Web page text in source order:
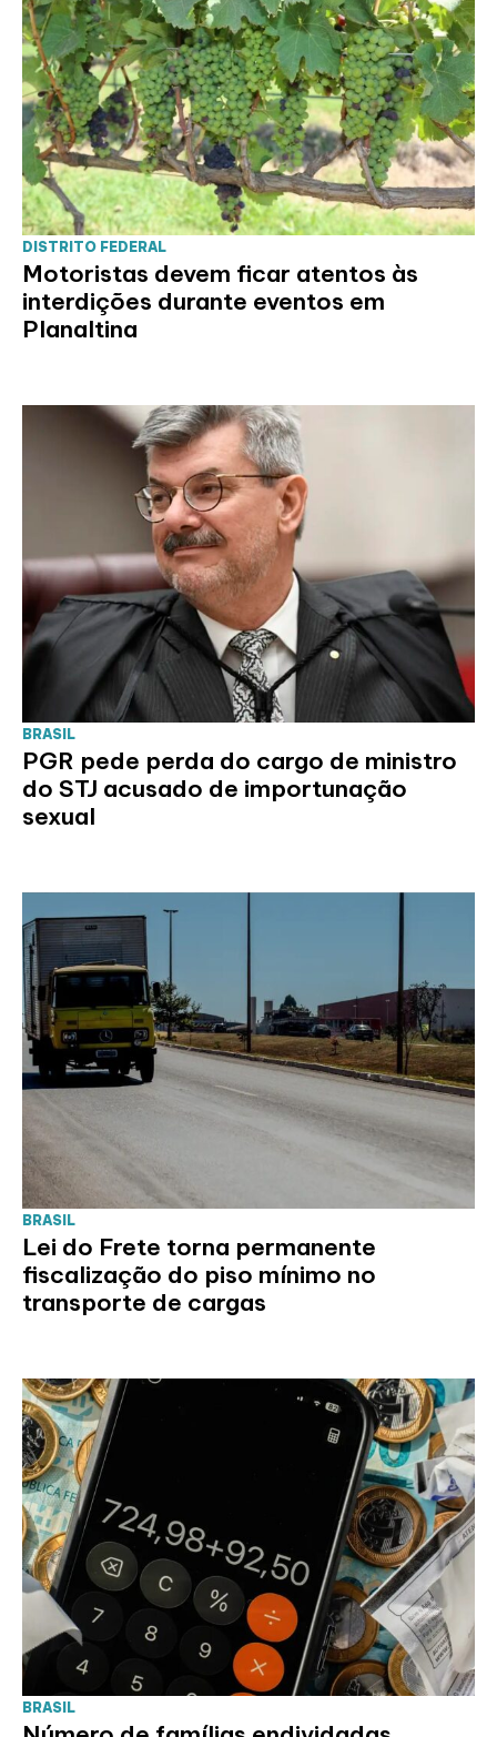
DISTRITO FEDERAL
Motoristas devem ficar atentos às
interdições durante eventos em
Planaltina
BRASIL
PGR pede perda do cargo de ministro
do STJ acusado de importunação
sexual
BRASIL
Lei do Frete torna permanente
fiscalização do piso mínimo no
transporte de cargas
BRASIL